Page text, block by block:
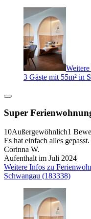
3 Gäste mit 55m² in
Super
10Außergewöhnlich1
Es hat einfach alles
Corinna W.
Aufenthalt im Juli 2024
Weitere Infos zu
Schwangau (183338)